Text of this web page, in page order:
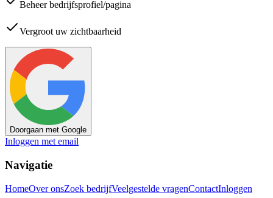
Beheer bedrijfsprofiel/pagina
Vergroot uw zichtbaarheid
Doorgaan met Google
Inloggen met email
Navigatie
HomeOver onsZoek bedrijfVeelgestelde vragenContactInloggen